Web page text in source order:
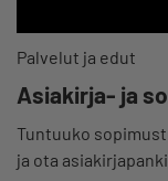
Palvelut ja edut
Asiakirja- ja
Tuntuuko
ja ota